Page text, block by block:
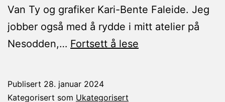
Van Ty og grafiker Kari-Bente Faleide. Jeg
jobber også med å rydde i mitt atelier på
Nesodden,… Fortsett å lese
Publisert 28. januar 2024
Kategorisert som Ukategorisert